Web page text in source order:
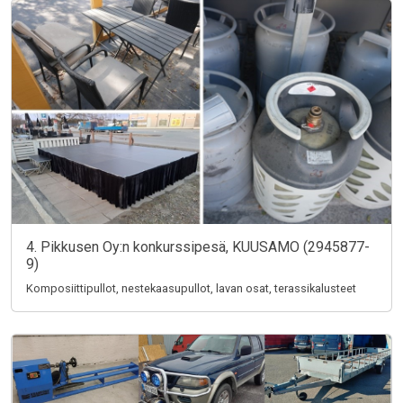
4. Pikkusen Oy:n konkurssipesä, KUUSAMO (2945877-
9)
Komposiittipullot, nestekaasupullot, lavan osat, terassikalusteet